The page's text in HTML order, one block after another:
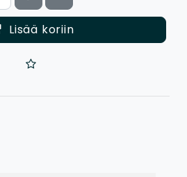
Lisää koriin